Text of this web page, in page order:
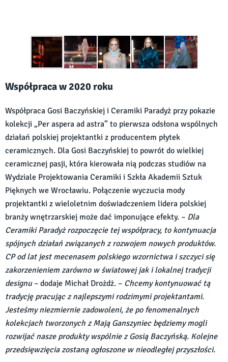
Współpraca w 2020 roku
Współpraca Gosi Baczyńskiej i Ceramiki Paradyż przy pokazie
kolekcji „Per aspera ad astra” to pierwsza odsłona wspólnych
działań polskiej projektantki z producentem płytek
ceramicznych. Dla Gosi Baczyńskiej to powrót do wielkiej
ceramicznej pasji, która kierowała nią podczas studiów na
Wydziale Projektowania Ceramiki i Szkła Akademii Sztuk
Pięknych we Wrocławiu. Połączenie wyczucia mody
projektantki z wieloletnim doświadczeniem lidera polskiej
branży wnętrzarskiej może dać imponujące efekty. – Dla
Ceramiki Paradyż rozpoczęcie tej współpracy, to kontynuacja
spójnych działań związanych z rozwojem nowych produktów.
CP od lat jest mecenasem polskiego wzornictwa i szczyci się
zakorzenieniem zarówno w światowej jak i lokalnej tradycji
designu– dodaje Michał Drożdż. – Chcemy kontynuować tą
tradycję pracując z najlepszymi rodzimymi projektantami.
Jesteśmy niezmiernie zadowoleni, że po fenomenalnych
kolekcjach tworzonych z Mają Ganszyniec będziemy mogli
rozwijać nasze produkty wspólnie z Gosią Baczyńską. Kolejne
przedsięwzięcia zostaną ogłoszone w nieodległej przyszłości.